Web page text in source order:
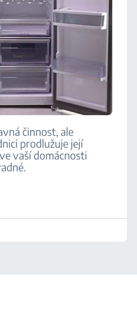
činnost, ale
prodlužuje její
vaší domácnosti